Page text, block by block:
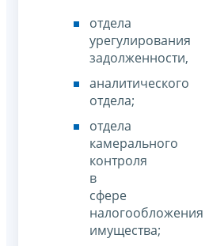
отдела
урегулирования
задолженности,
аналитического
отдела;
отдела
камерального
контроля
в
сфере
налогообложения
имущества;